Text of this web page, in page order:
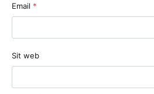
Email *
Sit web